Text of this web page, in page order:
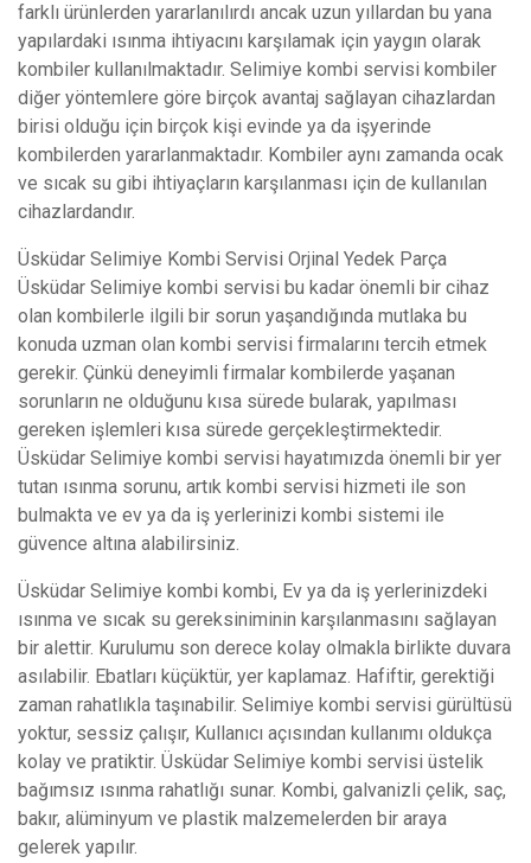
farklı ürünlerden yararlanılırdı ancak uzun yıllardan bu yana
yapılardaki ısınma ihtiyacını karşılamak için yaygın olarak
kombiler kullanılmaktadır. Selimiye kombi servisi kombiler
diğer yöntemlere göre birçok avantaj sağlayan cihazlardan
birisi olduğu için birçok kişi evinde ya da işyerinde
kombilerden yararlanmaktadır. Kombiler aynı zamanda ocak
ve sıcak su gibi ihtiyaçların karşılanması için de kullanılan
cihazlardandır.
Üsküdar Selimiye Kombi Servisi Orjinal Yedek Parça
Üsküdar Selimiye kombi servisi bu kadar önemli bir cihaz
olan kombilerle ilgili bir sorun yaşandığında mutlaka bu
konuda uzman olan kombi servisi firmalarını tercih etmek
gerekir. Çünkü deneyimli firmalar kombilerde yaşanan
sorunların ne olduğunu kısa sürede bularak, yapılması
gereken işlemleri kısa sürede gerçekleştirmektedir.
Üsküdar Selimiye kombi servisi hayatımızda önemli bir yer
tutan ısınma sorunu, artık kombi servisi hizmeti ile son
bulmakta ve ev ya da iş yerlerinizi kombi sistemi ile
güvence altına alabilirsiniz.
Üsküdar Selimiye kombi kombi, Ev ya da iş yerlerinizdeki
ısınma ve sıcak su gereksiniminin karşılanmasını sağlayan
bir alettir. Kurulumu son derece kolay olmakla birlikte duvara
asılabilir. Ebatları küçüktür, yer kaplamaz. Hafiftir, gerektiği
zaman rahatlıkla taşınabilir. Selimiye kombi servisi gürültüsü
yoktur, sessiz çalışır, Kullanıcı açısından kullanımı oldukça
kolay ve pratiktir. Üsküdar Selimiye kombi servisi üstelik
bağımsız ısınma rahatlığı sunar. Kombi, galvanizli çelik, saç,
bakır, alüminyum ve plastik malzemelerden bir araya
gelerek yapılır.